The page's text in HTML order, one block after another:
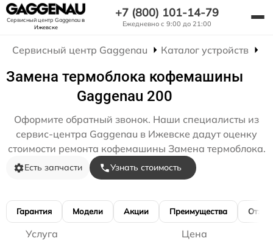
Сервисный центр Gaggenauв
Ижевске
+7 (800) 101-14-79
Ежедневно с 9:00 до 21:00
Сервисный центр Gaggenau Каталог устройств
Замена термоблока кофемашины
Gaggenau 200
Оформите обратный звонок. Наши специалисты из
сервис-центра Gaggenau в Ижевске дадут оценку
стоимости ремонта кофемашины Замена термоблока.
Есть запчасти Узнать стоимость
Гарантия Модели Акции Преимущества
Услуга Цена